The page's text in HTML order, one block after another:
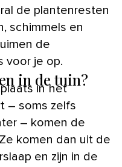
de plantenresten
schimmels en
de
voor je op.
in de tuin?
in het
– soms zelfs
– komen de
komen dan uit de
en zijn in de